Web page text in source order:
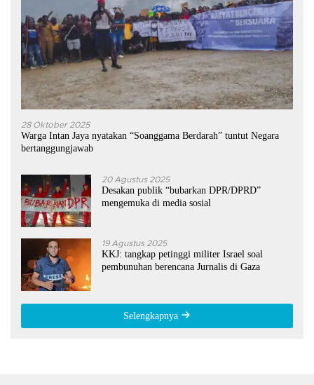
28 Oktober 2025
Warga Intan Jaya nyatakan “Soanggama Berdarah” tuntut Negara
bertanggungjawab
20 Agustus 2025
Desakan publik “bubarkan DPR/DPRD”
mengemuka di media sosial
19 Agustus 2025
KKJ: tangkap petinggi militer Israel soal
pembunuhan berencana Jurnalis di Gaza
Selengkapnya